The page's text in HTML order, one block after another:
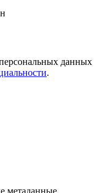
данных
.
метаданные